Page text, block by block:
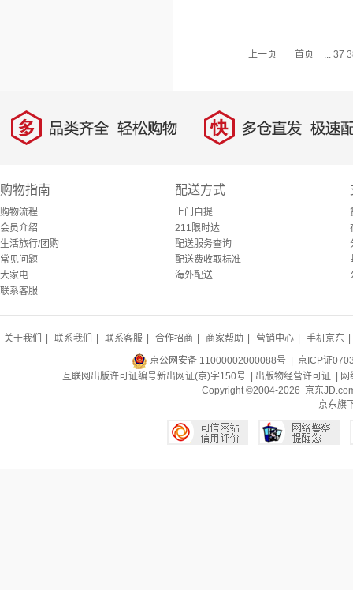
上一页 首页 ... 37
多 品类齐全，轻松购物 快 多仓直发，极速配
购物指南
购物流程
会员介绍
生活旅行/团购
常见问题
大家电
联系客服
配送方式
上门自提
211限时达
配送服务查询
配送费收取标准
海外配送
关于我们 联系我们 联系客服 合作招商 商家帮助 营销中心 手机京东
京公网安备 11000002000088号 | 京ICP证
互联网出版许可证编号新出网证(京)字150号 | 出版物经营许可证
Copyright ©2004-2026 京东
京东旗